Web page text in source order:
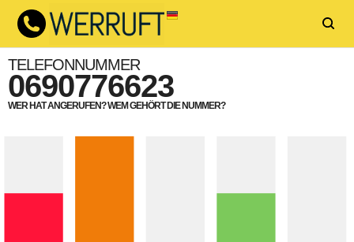
TELEFONNUMMER
0690776623
WER HAT ANGERUFEN? WEM GEHÖRT DIE NUMMER?